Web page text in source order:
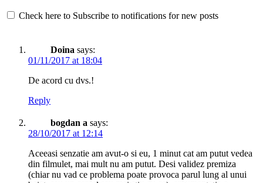
Check here to Subscribe to notifications for new posts
Doina says:
01/11/2017 at 18:04
De acord cu dvs.!
Reply
bogdan a says:
28/10/2017 at 12:14
Aceeasi senzatie am avut-o si eu, 1 minut cat am putut vedea
din filmulet, mai mult nu am putut. Desi validez premiza
(chiar nu vad ce problema poate provoca parul lung al unui